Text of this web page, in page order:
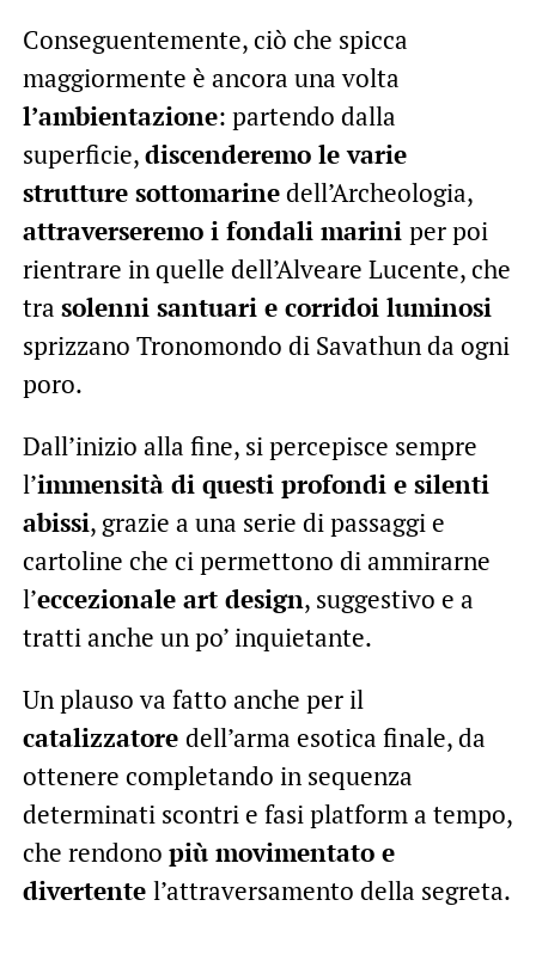
Conseguentemente, ciò che spicca
maggiormente è ancora una volta
l’ambientazione: partendo dalla
superficie,discenderemo le varie
strutture sottomarinedell’Archeologia,
attraverseremo i fondali marini per poi
rientrare in quelle dell’Alveare Lucente, che
tra solenni santuari e corridoi luminosi
sprizzano Tronomondo di Savathun da ogni
poro.
Dall’inizio alla fine, si percepisce sempre
l’immensità di questi profondi e silenti
abissi, grazie a una serie di passaggi e
cartoline che ci permettono di ammirarne
l’eccezionale art design, suggestivo e a
tratti anche un po’ inquietante.
Un plauso va fatto anche per il
catalizzatore dell’arma esotica finale, da
ottenere completando in sequenza
determinati scontri e fasi platform a tempo,
che rendono più movimentato e
divertente l’attraversamento della segreta.